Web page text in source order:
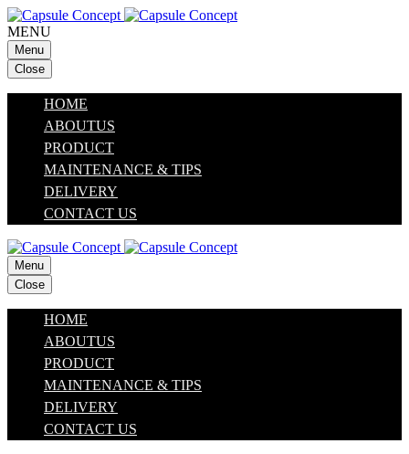
MENU
Menu
Close
HOME
ABOUTUS
PRODUCT
MAINTENANCE & TIPS
DELIVERY
CONTACT US
Menu
Close
HOME
ABOUTUS
PRODUCT
MAINTENANCE & TIPS
DELIVERY
CONTACT US